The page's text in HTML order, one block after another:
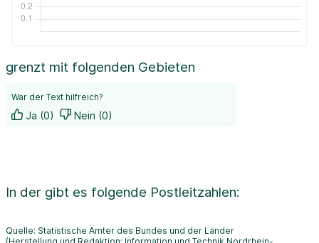
grenzt mit folgenden Gebieten
War der Text hilfreich?
Ja (0) Nein (0)
In der gibt es folgende Postleitzahlen:
Quelle: Statistische Ämter des Bundes und der Länder